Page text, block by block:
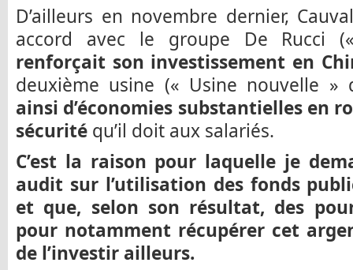
D’ailleurs en novembre dernier,
accord avec le groupe De Rucci
renforçait son investissement en
deuxième usine (« Usine nouvelle
ainsi d’économies substantielles en
sécurité qu’il doit aux salariés.
C’est la raison pour laquelle je
audit sur l’utilisation des fonds
et que, selon son résultat, des
pour notamment récupérer cet
de l’investir ailleurs.